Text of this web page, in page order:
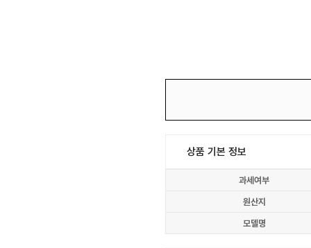
상품 기본 정보
과세여부
원산지
모델명